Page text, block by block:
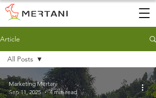
Article
All Posts
AWS
All Posts
Marketing Mertani
Sep 11, 2025
4 min read